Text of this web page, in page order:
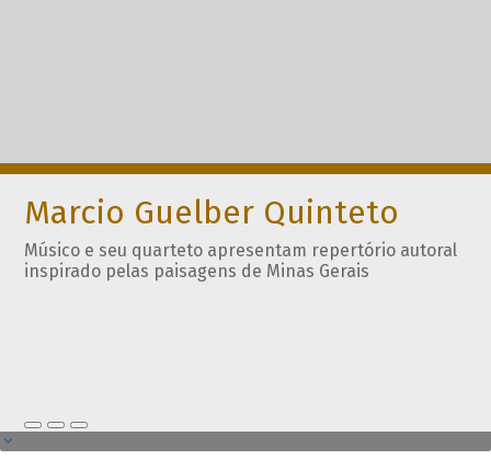
Marcio Guelber Quinteto
Músico e seu quarteto apresentam repertório autoral
inspirado pelas paisagens de Minas Gerais